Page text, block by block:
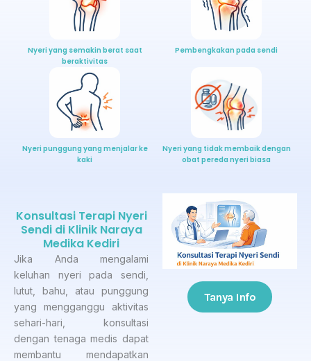
Nyeri yang semakin berat saat
beraktivitas
Pembengkakan pada sendi
Nyeri punggung yang menjalar ke
kaki
Nyeri yang tidak membaik dengan
obat pereda nyeri biasa
Konsultasi Terapi Nyeri
Sendi di Klinik Naraya
Medika Kediri
Jika Anda mengalami
keluhan nyeri pada sendi,
lutut, bahu, atau punggung
yang mengganggu aktivitas
sehari-hari, konsultasi
dengan tenaga medis dapat
membantu mendapatkan
Tanya Info